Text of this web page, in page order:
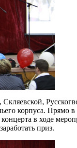
корпуса. Прямо
в ходе
приз.